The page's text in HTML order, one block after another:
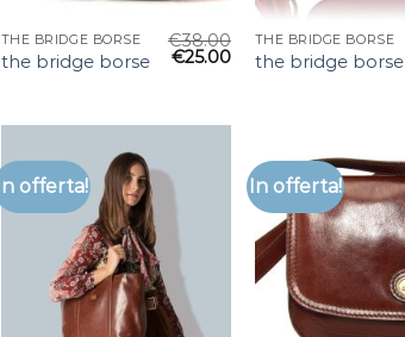
THE BRIDGE BORSE
the bridge borse
€38.00
€25.00
THE BRIDGE BORSE
the bridge borse
In offerta! In offerta!